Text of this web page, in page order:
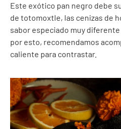
Este exótico pan negro debe
de totomoxtle, las cenizas de
sabor especiado muy
por esto, recomendamos
caliente para contrastar.